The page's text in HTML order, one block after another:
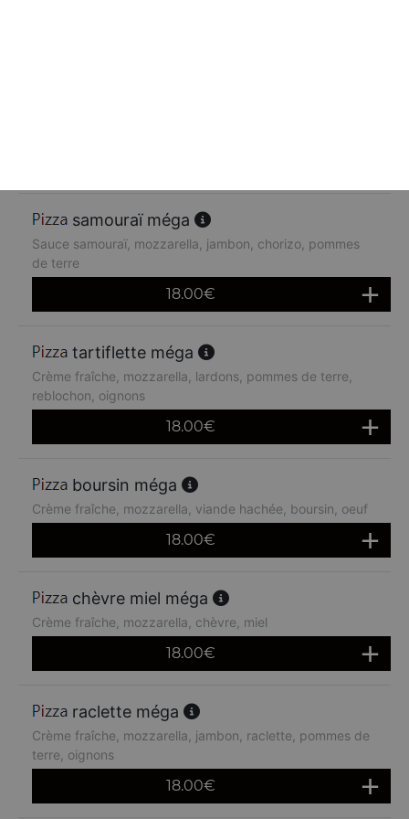
samouraï méga
Sauce samouraï, mozzarella, jambon, chorizo, pommes
de terre
18.00€
tartiflette méga
Crème fraîche, mozzarella, lardons, pommes de terre,
reblochon, oignons
18.00€
boursin méga
Crème fraîche, mozzarella, viande hachée, boursin, oeuf
18.00€
chèvre miel méga
Crème fraîche, mozzarella, chèvre, miel
18.00€
raclette méga
Crème fraîche, mozzarella, jambon, raclette, pommes de
terre, oignons
18.00€